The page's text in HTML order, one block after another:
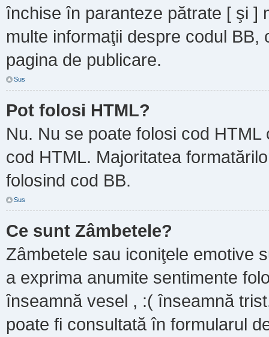
închise în paranteze pătrate [ şi ]
multe informaţii despre codul
pagina de publicare.
Sus
Pot folosi HTML?
Nu. Nu se poate folosi cod
cod HTML. Majoritatea
folosind cod BB.
Sus
Ce sunt Zâmbetele?
Zâmbetele sau iconiţele emotive
a exprima anumite sentimente
înseamnă vesel , :( înseamnă
poate fi consultată în formularul